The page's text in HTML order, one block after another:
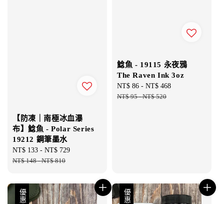
【防凍｜南極冰血瀑
布】鯰魚 - Polar Series
19212 鋼筆墨水
Sale
price
NT$ 133 - NT$ 729
NT$ 148-NT$ 810
鯰魚 - 19115 永夜鴉
The Raven Ink 3oz
Sale
price
NT$ 86 - NT$ 468
NT$ 95-NT$ 520
優惠 優惠